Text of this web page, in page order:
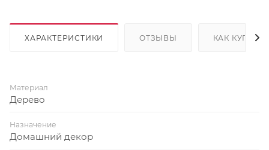
ХАРАКТЕРИСТИКИ ОТЗЫВЫ КАК КУПИТЬ
Материал
Дерево
Назначение
Домашний декор